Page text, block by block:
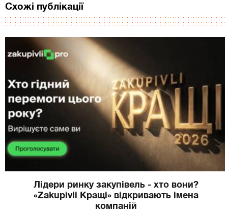
Схожі публікації
Лідери ринку закупівель - хто вони?
«Zakupivli Кращі» відкривають імена
компаній